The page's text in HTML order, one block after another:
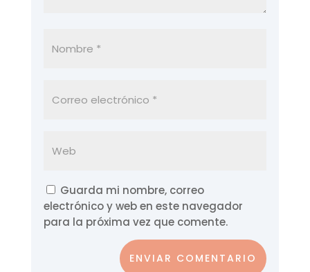
Guarda mi nombre, correo
electrónico y web en este navegador
para la próxima vez que comente.
ENVIAR COMENTARIO